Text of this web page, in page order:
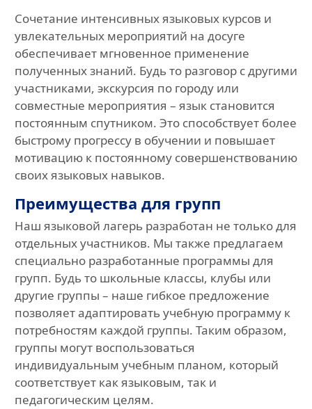
Сочетание интенсивных языковых курсов и
увлекательных мероприятий на досуге
обеспечивает мгновенное применение
полученных знаний. Будь то разговор с другими
участниками, экскурсия по городу или
совместные мероприятия – язык становится
постоянным спутником. Это способствует более
быстрому прогрессу в обучении и повышает
мотивацию к постоянному совершенствованию
своих языковых навыков.
Преимущества для групп
Наш языковой лагерь разработан не только для
отдельных участников. Мы также предлагаем
специально разработанные программы для
групп. Будь то школьные классы, клубы или
другие группы – наше гибкое предложение
позволяет адаптировать учебную программу к
потребностям каждой группы. Таким образом,
группы могут воспользоваться
индивидуальным учебным планом, который
соответствует как языковым, так и
педагогическим целям.